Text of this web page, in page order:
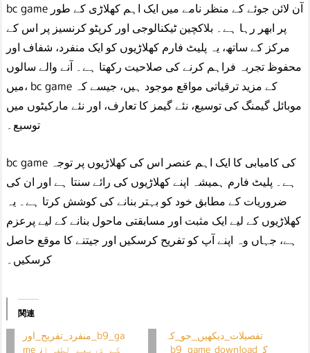
bc game آن لائن جوئے کے منظر نامے میں ایک اہم کھلاڑی کے طور
پر ابھر رہا ہے۔ بلاکچین ٹیکنالوجی اور کرپٹو کرنسیز پر اس کے
مرکز کے ساتھ، یہ پلیٹ فارم کھلاڑیوں کو ایک منفرد، شفاف اور
محفوظ تجربہ فراہم کرنے کی صلاحیت رکھتا ہے۔ آنے والے سالوں
میں، bc game کے مزید ترقیاتی مواقع موجود ہیں، جیسے کہ
موبائل گیمنگ کی توسیع، نئے گیمز کا تعارف، اور نئے مارکیٹوں میں
توسیع۔
bc game کی کامیابی کا ایک اہم عنصر اس کی کھلاڑیوں پر توجہ
ہے۔ پلیٹ فارم ہمیشہ اپنے کھلاڑیوں کی رائے سنتا ہے اور ان کی
ضروریات کے مطابق خود کو بہتر بنانے کی کوشش کرتا ہے۔ یہ
کھلاڑیوں کے لیے ایک مثبت اور مسابقتی ماحول بنانے کے لیے پرعزم
ہے، جہاں وہ اپنے آپ کو تفریح ​​کرسکیں اور جیتنے کا موقع حاصل
کرسکیں۔
関連
منفرد_تفریح_اور_b9_ga
me_کے_ذریعے_لطف_ان
تفصیلات_دیکھیں_جو_کہ
_b9_game_download_ک